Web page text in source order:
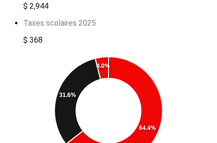
$ 2,944
Taxes scolaires 2025
$ 368
64.4%
31.6%
4.0%